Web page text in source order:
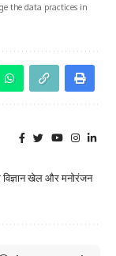
the data practices in
विज्ञान खेल और मनोरंजन